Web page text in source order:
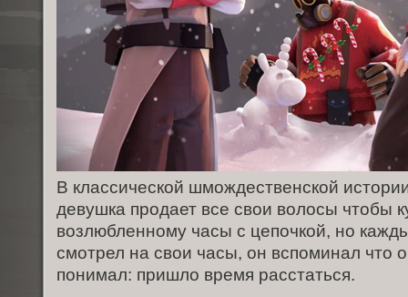
В классической шмождественской
девушка продает все свои волосы чтобы
возлюбленному часы с цепочкой, но
смотрел на свои часы, он вспоминал что
понимал: пришло время расстаться.